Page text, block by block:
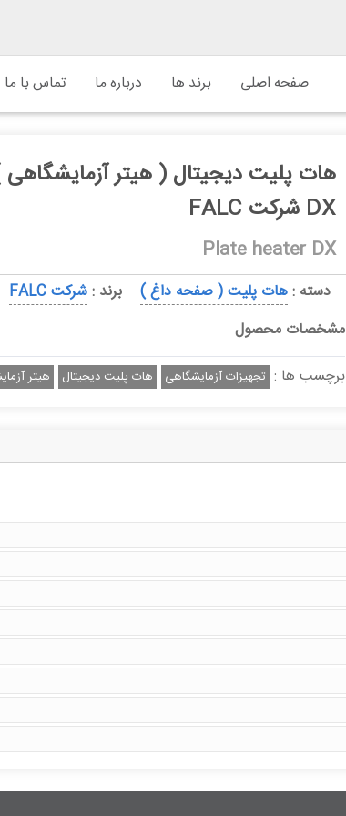
صفحه اصلی برند ها درباره ما تماس با ما
هات پلیت دیجیتال ( هیتر
DX شرکت FALC
Plate heater DX
دسته :هات پلیت ( صفحه داغ ) برند :شرکت FALC
مشخصات محصول
برچسب ها : تجهیزات آزمایشگاهی هات پلیت دیجیتال هیتر